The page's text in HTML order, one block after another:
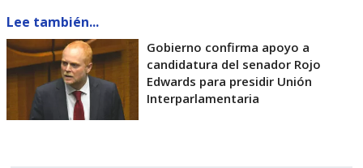
Lee también...
Gobierno confirma apoyo a
candidatura del senador Rojo
Edwards para presidir Unión
Interparlamentaria